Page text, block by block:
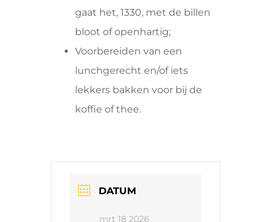
gaat het, 1330, met de billen
bloot of openhartig;
Voorbereiden van een
lunchgerecht en/of iets
lekkers bakken voor bij de
koffie of thee.
DATUM
mrt 18 2026